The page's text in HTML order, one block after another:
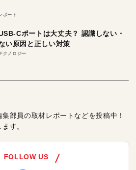
ポート
Cポートは大丈夫？ 認識しない・
い原因と正しい対策
クノロジー
部員の取材レポートなどを投稿中！
す。
FOLLOW US